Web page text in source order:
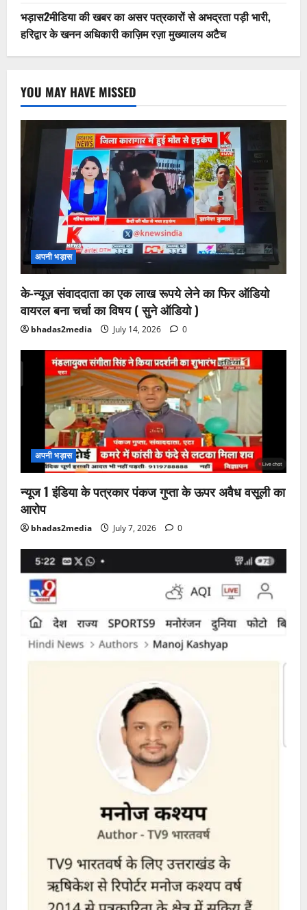
भड़ास2मीडिया की खबर का असर पत्रकारों से अभद्रता पड़ी भारी,
हरिद्वार के खनन अधिकारी काज़िम रज़ा मुख्यालय अटैच
YOU MAY HAVE MISSED
अपनी भड़ास
के-न्यूज़ संवाददाता का एक लाख रूपये लेने का फिर ऑडियो
वायरल बना चर्चा का विषय ( सुने ऑडियो )
bhadas2media July 14, 2026 0
अपनी भड़ास
न्यूज 1 इंडिया के पत्रकार पंकज गुप्ता के ऊपर अवैध वसूली का
आरोप
bhadas2media July 7, 2026 0